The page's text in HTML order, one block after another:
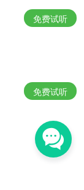
堪称完美，长
事的抖S男子
，让人心动
を持ちなが
らに、のだ
ってなかな
“S系男子なの
免费试听
免费试听